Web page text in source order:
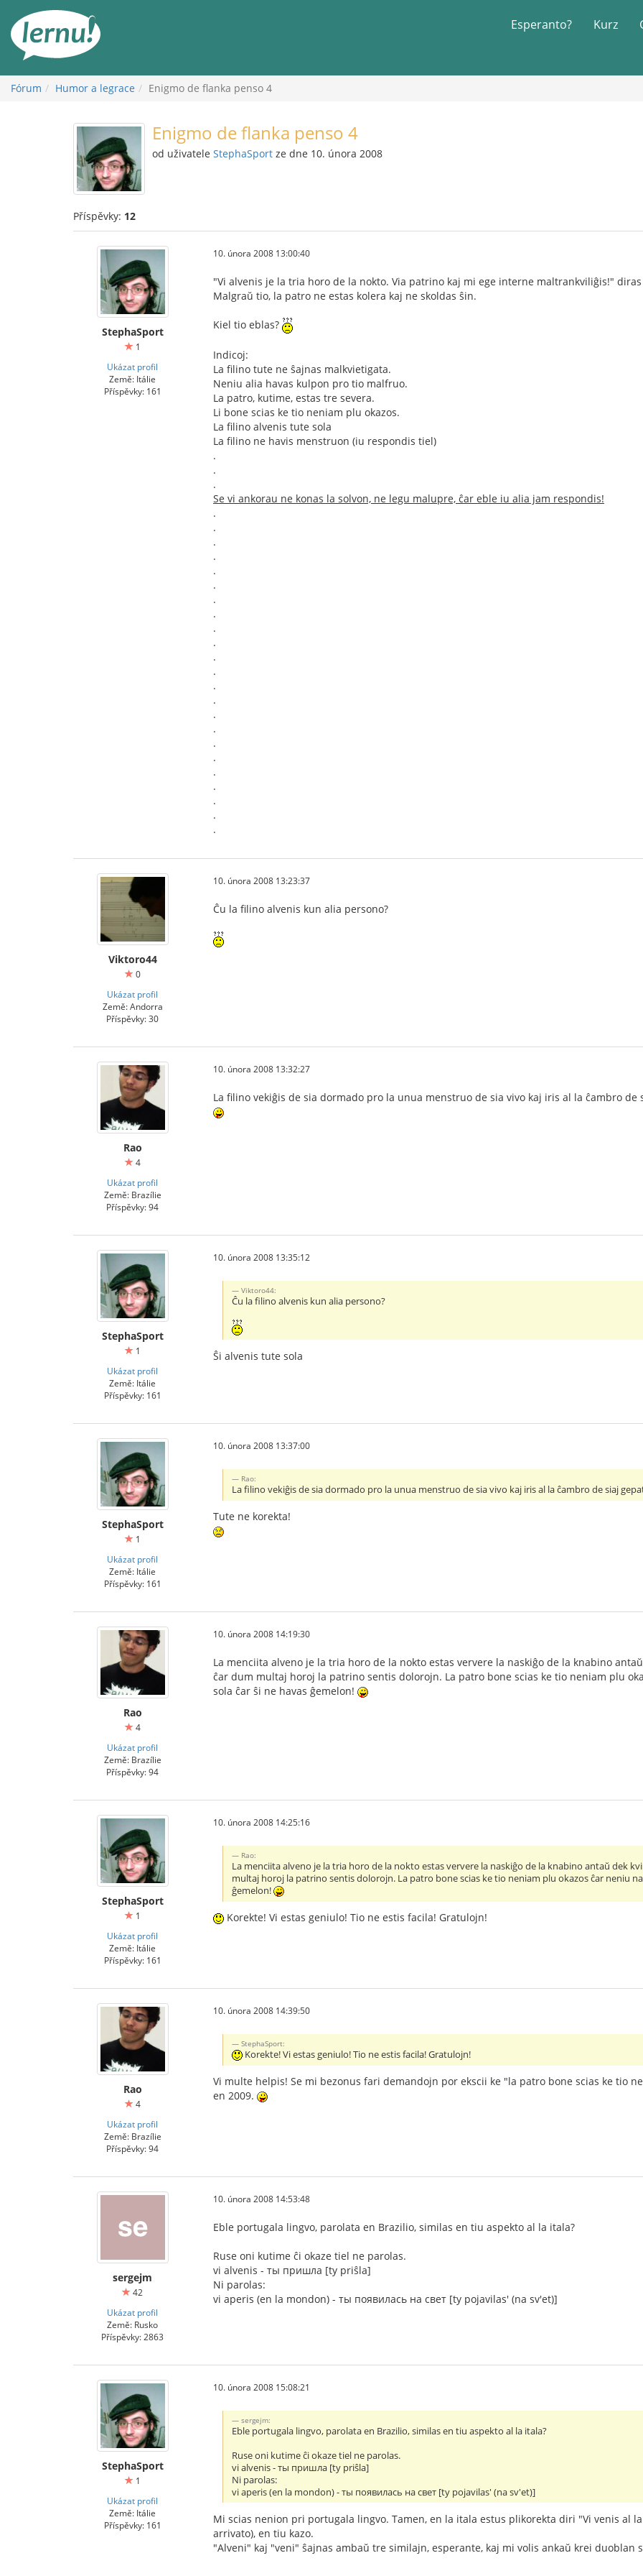
obsahu
Esperanto? Kurz
Fórum Humor a legrace Enigmo de flanka penso 4
Enigmo de flanka penso 4
od uživatele StephaSport ze dne 10. února 2008
Příspěvky: 12
StephaSport
1
Ukázat profil
Země: Itálie
Příspěvky: 161
10. února 2008 13:00:40
"Vi alvenis je la tria horo de la nokto. Via patrino kaj mi ege interne maltrankviliĝis!"
Malgraŭ tio, la patro ne estas kolera kaj ne skoldas ŝin.
Kiel tio eblas?
Indicoj:
La filino tute ne ŝajnas malkvietigata.
Neniu alia havas kulpon pro tio malfruo.
La patro, kutime, estas tre severa.
Li bone scias ke tio neniam plu okazos.
La filino alvenis tute sola
La filino ne havis menstruon (iu respondis tiel)
.
.
.
Se vi ankorau ne konas la solvon, ne legu malupre, ĉar eble iu alia jam respondis!
.
.
.
.
.
.
.
.
.
.
.
.
.
.
.
.
.
.
.
.
.
.
.
Viktoro44
0
Ukázat profil
Země: Andorra
Příspěvky: 30
10. února 2008 13:23:37
Ĉu la filino alvenis kun alia persono?
Rao
4
Ukázat profil
Země: Brazílie
Příspěvky: 94
10. února 2008 13:32:27
La filino vekiĝis de sia dormado pro la unua menstruo de sia vivo kaj iris al la ĉambro
StephaSport
1
Ukázat profil
Země: Itálie
Příspěvky: 161
10. února 2008 13:35:12
Viktoro44:
Ĉu la filino alvenis kun alia persono?
Ŝi alvenis tute sola
StephaSport
1
Ukázat profil
Země: Itálie
Příspěvky: 161
10. února 2008 13:37:00
Rao:
La filino vekiĝis de sia dormado pro la unua menstruo de sia vivo kaj iris al la ĉambro de siaj
Tute ne korekta!
Rao
4
Ukázat profil
Země: Brazílie
Příspěvky: 94
10. února 2008 14:19:30
La menciita alveno je la tria horo de la nokto estas ververe la naskiĝo de la knabino
ĉar dum multaj horoj la patrino sentis dolorojn. La patro bone scias ke tio neniam plu
sola ĉar ŝi ne havas ĝemelon!
StephaSport
1
Ukázat profil
Země: Itálie
Příspěvky: 161
10. února 2008 14:25:16
Rao:
La menciita alveno je la tria horo de la nokto estas ververe la naskiĝo de la knabino antaŭ dek
multaj horoj la patrino sentis dolorojn. La patro bone scias ke tio neniam plu okazos ĉar neniu
ĝemelon!
Korekte! Vi estas geniulo! Tio ne estis facila! Gratulojn!
Rao
4
Ukázat profil
Země: Brazílie
Příspěvky: 94
10. února 2008 14:39:50
StephaSport:
Korekte! Vi estas geniulo! Tio ne estis facila! Gratulojn!
Vi multe helpis! Se mi bezonus fari demandojn por ekscii ke "la patro bone scias ke tio
en 2009.
sergejm
42
Ukázat profil
Země: Rusko
Příspěvky: 2863
10. února 2008 14:53:48
Eble portugala lingvo, parolata en Brazilio, similas en tiu aspekto al la itala?
Ruse oni kutime ĉi okaze tiel ne parolas.
vi alvenis - ты пришла [ty priŝla]
Ni parolas:
vi aperis (en la mondon) - ты появилась на свет [ty pojavilas' (na sv'et)]
StephaSport
1
Ukázat profil
Země: Itálie
Příspěvky: 161
10. února 2008 15:08:21
sergejm:
Eble portugala lingvo, parolata en Brazilio, similas en tiu aspekto al la itala?
Ruse oni kutime ĉi okaze tiel ne parolas.
vi alvenis - ты пришла [ty priŝla]
Ni parolas:
vi aperis (en la mondon) - ты появилась на свет [ty pojavilas' (na sv'et)]
Mi scias nenion pri portugala lingvo. Tamen, en la itala estus plikorekta diri "Vi venis al
arrivato), en tiu kazo.
"Alveni" kaj "veni" ŝajnas ambaŭ tre similajn, esperante, kaj mi volis ankaŭ krei duoblan